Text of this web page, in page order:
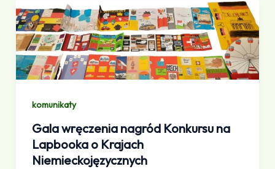
komunikaty
Gala wręczenia nagród Konkursu na
Lapbooka o Krajach
Niemieckojęzycznych